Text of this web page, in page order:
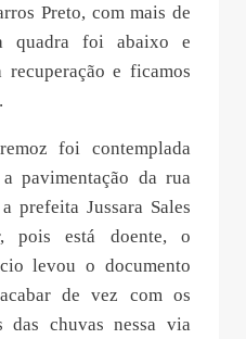
Preto, com mais de
quadra foi abaixo e
recuperação e ficamos
foi contemplada
pavimentação da rua
prefeita Jussara Sales
pois está doente, o
levou o documento
de vez com os
das chuvas nessa via